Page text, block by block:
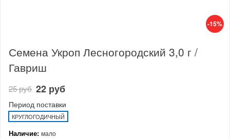
-15%
Семена Укроп Лесногородский 3,0 г /
Гавриш
25 руб 22 руб
Период поставки
КРУГЛОГОДИЧНЫЙ
Наличие: мало